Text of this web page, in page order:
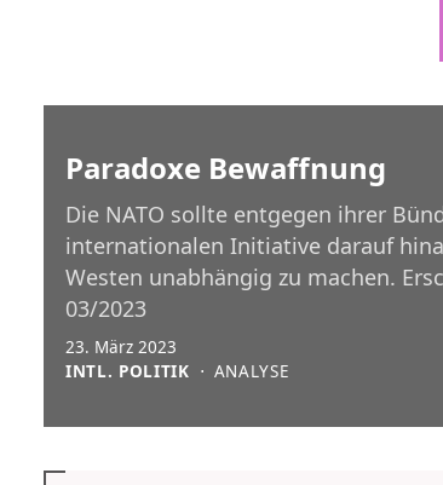
Paradoxe Bewaffnung
Die NATO sollte entgegen ihrer
internationalen Initiative darauf
Westen unabhängig zu machen.
03/2023
23. März 2023
INTL. POLITIK ⋅ ANALYSE